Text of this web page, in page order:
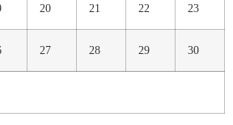
20 21 22 23
27 28 29 30